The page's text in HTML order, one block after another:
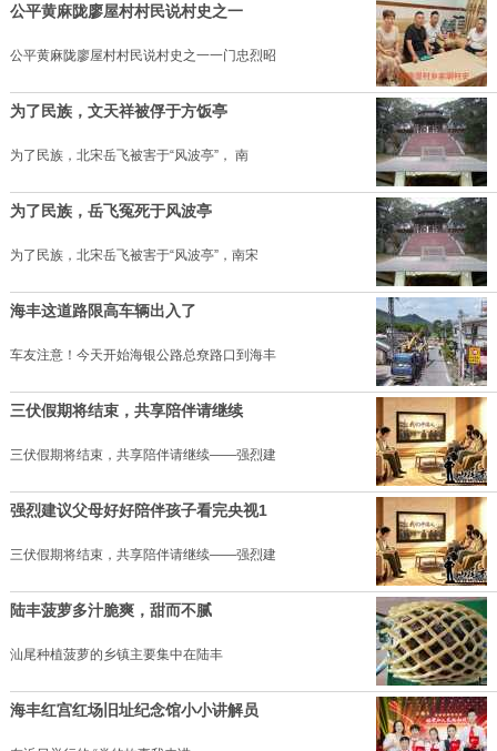
公平黄麻陇廖屋村村民说村史之一
公平黄麻陇廖屋村村民说村史之一一门忠烈昭
为了民族，文天祥被俘于方饭亭
为了民族，北宋岳飞被害于“风波亭”， 南
为了民族，岳飞冤死于风波亭
为了民族，北宋岳飞被害于“风波亭”，南宋
海丰这道路限高车辆出入了
车友注意！今天开始海银公路总尞路口到海丰
三伏假期将结束，共享陪伴请继续
三伏假期将结束，共享陪伴请继续——强烈建
强烈建议父母好好陪伴孩子看完央视1
三伏假期将结束，共享陪伴请继续——强烈建
陆丰菠萝多汁脆爽，甜而不腻
汕尾种植菠萝的乡镇主要集中在陆丰
海丰红宫红场旧址纪念馆小小讲解员